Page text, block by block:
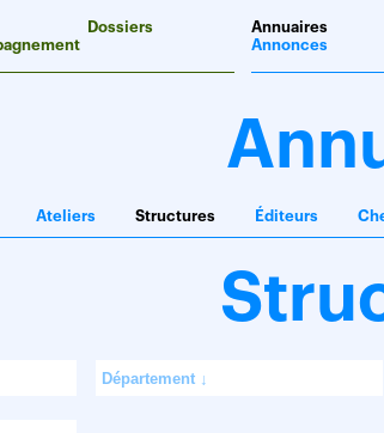
Dossiers
Annuaires
Annonces
Ateliers Structures Éditeurs